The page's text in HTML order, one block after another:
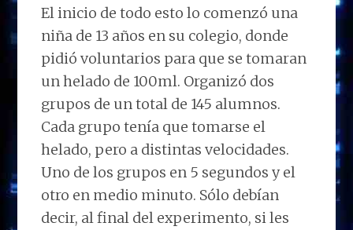
El inicio de todo esto lo comenzó una
niña de 13 años en su colegio, donde
pidió voluntarios para que se tomaran
un helado de 100ml. Organizó dos
grupos de un total de 145 alumnos.
Cada grupo tenía que tomarse el
helado, pero a distintas velocidades.
Uno de los grupos en 5 segundos y el
otro en medio minuto. Sólo debían
decir, al final del experimento, si les